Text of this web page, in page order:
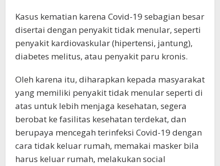
Kasus kematian karena Covid-19 sebagian besar
disertai dengan penyakit tidak menular, seperti
penyakit kardiovaskular (hipertensi, jantung),
diabetes melitus, atau penyakit paru kronis.
Oleh karena itu, diharapkan kepada masyarakat
yang memiliki penyakit tidak menular seperti di
atas untuk lebih menjaga kesehatan, segera
berobat ke fasilitas kesehatan terdekat, dan
berupaya mencegah terinfeksi Covid-19 dengan
cara tidak keluar rumah, memakai masker bila
harus keluar rumah, melakukan social